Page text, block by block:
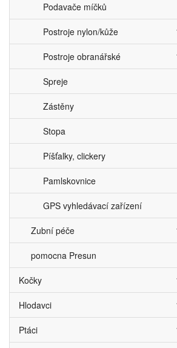
Podavače míčků
Postroje nylon/kůže
Postroje obranářské
Spreje
Zástěny
Stopa
Píšťalky, clickery
Pamlskovnice
GPS vyhledávací zařízení
Zubní péče
pomocna Presun
Kočky
Hlodavci
Ptáci